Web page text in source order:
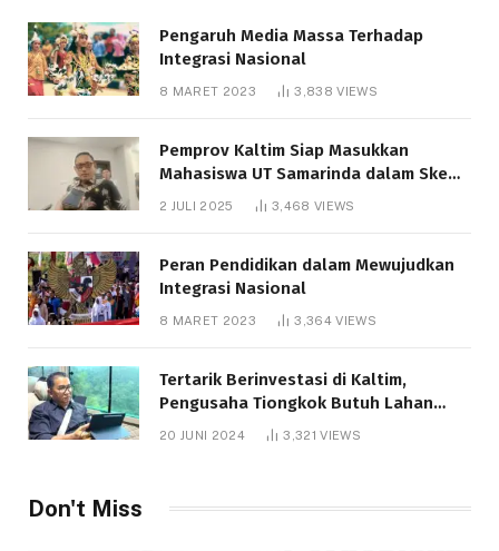
Pengaruh Media Massa Terhadap
Integrasi Nasional
8 MARET 2023 3,838VIEWS
Pemprov Kaltim Siap Masukkan
Mahasiswa UT Samarinda dalam Skema
Bantuan Pendidikan Gratispol
2 JULI 2025 3,468 VIEWS
Peran Pendidikan dalam Mewujudkan
Integrasi Nasional
8 MARET 2023 3,364VIEWS
Tertarik Berinvestasi di Kaltim,
Pengusaha Tiongkok Butuh Lahan
1.000 Hektare
20 JUNI 2024 3,321VIEWS
Don't Miss